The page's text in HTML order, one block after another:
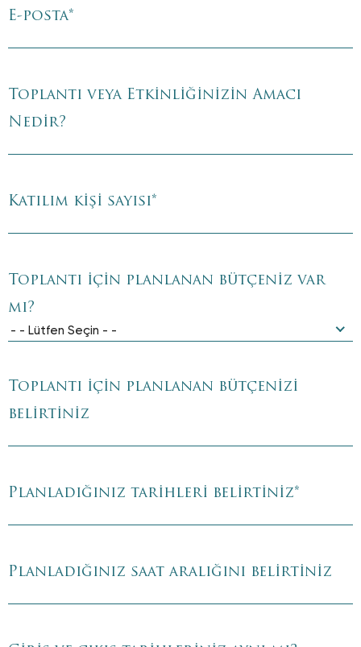
E-posta*
Toplantı veya Etkinliğinizin Amacı
Nedir?
Katılım kişi sayısı*
Toplantı için planlanan bütçeniz var
mı?
- - Lütfen Seçin - -
Toplantı için planlanan bütçenizi
belirtiniz
Planladığınız tarihleri belirtiniz*
Planladığınız saat aralığını belirtiniz